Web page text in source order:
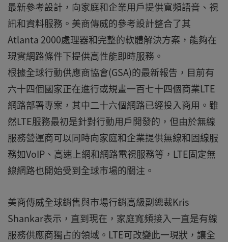
最新參考設計，向家庭和企業用戶提供寬頻語音、視
訊和資料服務。美商傳威的參考設計整合了其
Atlanta 2000處理器和完整的軟體解決方案，能夠在
現實網路條件下提供高性能即時服務。
根據全球行動供應商協會(GSA)的最新報告，目前有
六十四個國家正在進行或規畫一百七十四個商業LTE
網路部署專案，其中二十六個網路已經投入商用。雖
然LTE服務最初是針對行動用戶開發的，但由於無線
服務營運商可以同時向家庭和企業提供無線和固線服
務如VoIP、高速上網和網路電視服務等，LTE固定無
線網路也開始受到全球市場的關注。
美商傳威全球銷售與市場行銷高級副總裁Kris
Shankar表示，直到現在，家庭寬頻接入一直是有線
服務供應商獨占的領域。LTE可改變此一現狀，讓全